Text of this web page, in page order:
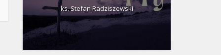
ks. Stefan Radziszewski